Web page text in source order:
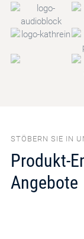
STÖBERN SIE IN
Produkt-
Angebote